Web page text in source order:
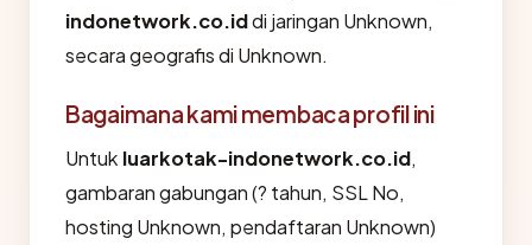
indonetwork.co.iddi jaringan Unknown,
secara geografis di Unknown.
Bagaimana kami membaca profil ini
Untuk luarkotak-indonetwork.co.id,
gambaran gabungan (? tahun, SSL No,
hosting Unknown, pendaftaran Unknown)